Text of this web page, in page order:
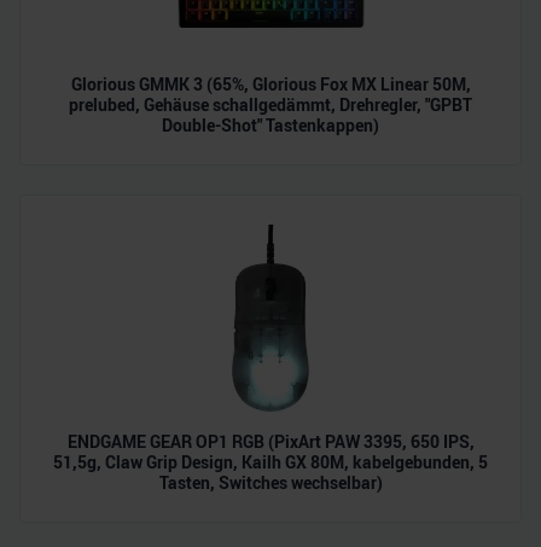
soziale Medien, Werbung und Analysen weiter. Unsere
Partner führen diese Informationen möglicherweise mit
haben oder die sie im Rahmen Ihrer Nutzung der Dienste
gesammelt haben.
Glorious GMMK 3 (65%, Glorious Fox MX Linear 50M,
prelubed, Gehäuse schallgedämmt, Drehregler, "GPBT
Double-Shot" Tastenkappen)
ENDGAME GEAR OP1 RGB (PixArt PAW 3395, 650 IPS,
51,5g, Claw Grip Design, Kailh GX 80M, kabelgebunden, 5
Tasten, Switches wechselbar)